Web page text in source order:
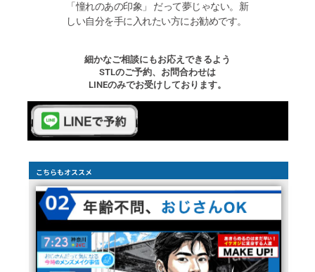
「憧れのあの印象」 だって夢じゃない。新
しい自分を手に入れたい方にお勧めです。
細かなご相談にもお応えできるよう
STLのご予約、お問合わせは
LINEのみでお受けしております。
こちらもオススメ